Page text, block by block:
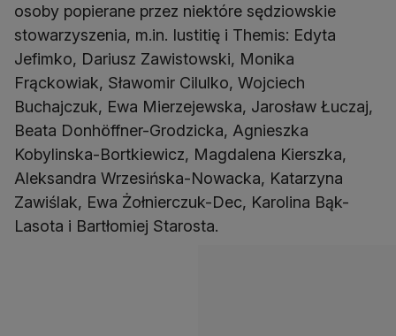
osoby popierane przez niektóre sędziowskie
stowarzyszenia, m.in. Iustitię i Themis: Edyta
Jefimko, Dariusz Zawistowski, Monika
Frąckowiak, Sławomir Cilulko, Wojciech
Buchajczuk, Ewa Mierzejewska, Jarosław Łuczaj,
Beata Donhöffner-Grodzicka, Agnieszka
Kobylinska-Bortkiewicz, Magdalena Kierszka,
Aleksandra Wrzesińska-Nowacka, Katarzyna
Zawiślak, Ewa Żołnierczuk-Dec, Karolina Bąk-
Lasota i Bartłomiej Starosta.